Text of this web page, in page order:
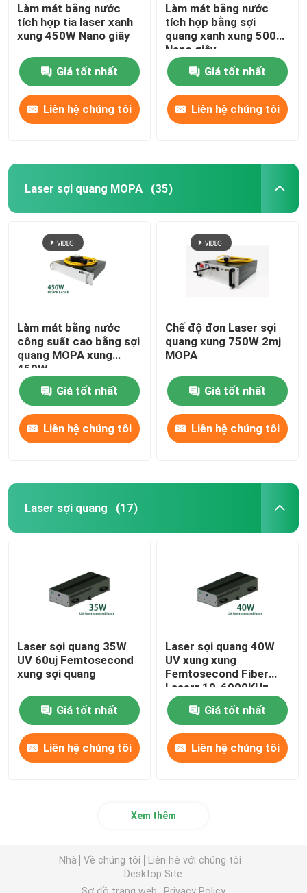
Làm mát bằng nước
tích hợp tia laser xanh
xung 450W Nano giây
Giá tốt nhất
Liên hệ chúng tôi
Làm mát bằng nước
tích hợp bằng sợi
quang xanh xung 500W
Nano giây
Giá tốt nhất
Liên hệ chúng tôi
Laser sợi quang MOPA (35)
Làm mát bằng nước
công suất cao bằng sợi
quang MOPA xung
450W
Giá tốt nhất
Liên hệ chúng tôi
Chế độ đơn Laser sợi
quang xung 750W 2mj
MOPA
Giá tốt nhất
Liên hệ chúng tôi
Laser sợi quang (17)
Laser sợi quang 35W
UV 60uj Femtosecond
xung sợi quang
Giá tốt nhất
Liên hệ chúng tôi
Laser sợi quang 40W
UV xung xung
Femtosecond Fiber
Laserr 10-6000KHz
Giá tốt nhất
Liên hệ chúng tôi
Xem thêm
Nhà Về chúng tôi
Liên hệ với chúng tôi
Desktop Site
Sơ đồ trang web
Privacy Policy